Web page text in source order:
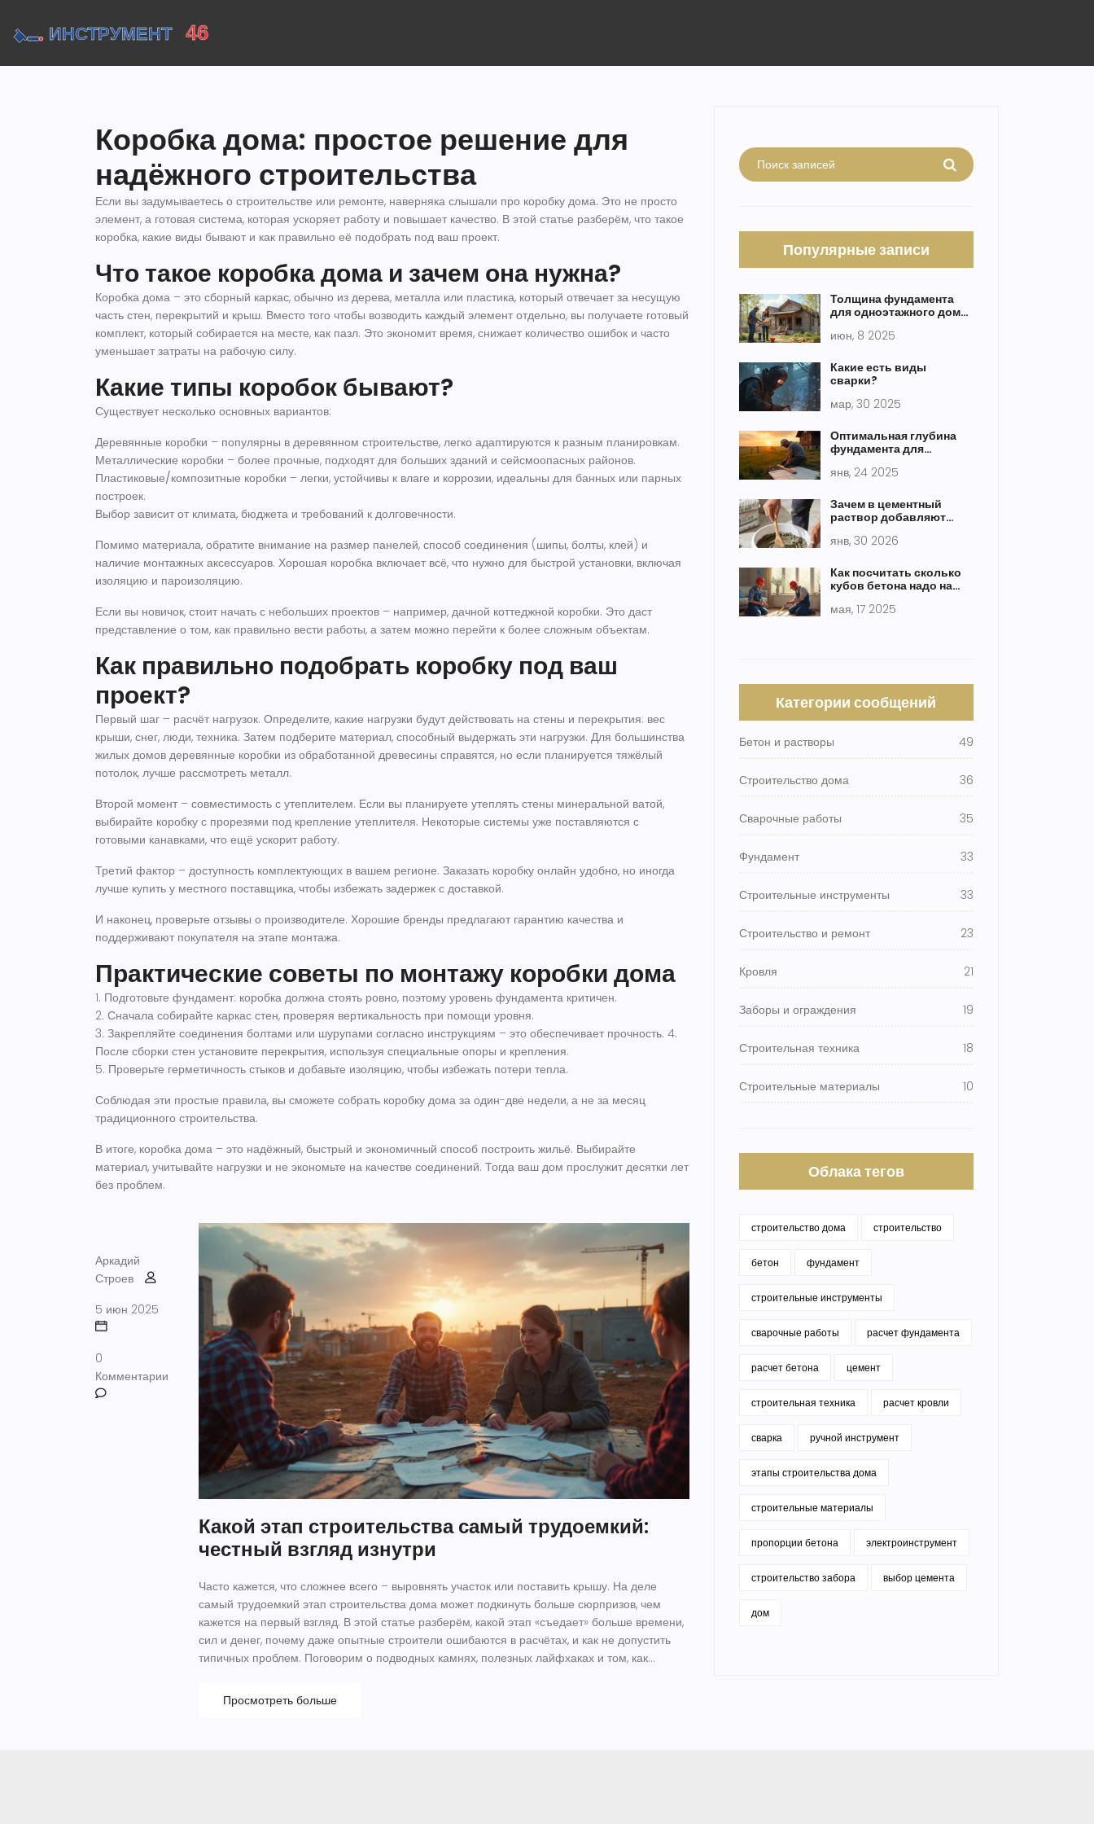
Коробка дома: простое решение для
надёжного строительства
Если вы задумываетесь о строительстве или ремонте, наверняка слышали про коробку дома. Это не просто
элемент, а готовая система, которая ускоряет работу и повышает качество. В этой статье разберём, что такое
коробка, какие виды бывают и как правильно её подобрать под ваш проект.
Что такое коробка дома и зачем она нужна?
Коробка дома – это сборный каркас, обычно из дерева, металла или пластика, который отвечает за несущую
часть стен, перекрытий и крыш. Вместо того чтобы возводить каждый элемент отдельно, вы получаете готовый
комплект, который собирается на месте, как пазл. Это экономит время, снижает количество ошибок и часто
уменьшает затраты на рабочую силу.
Какие типы коробок бывают?
Существует несколько основных вариантов:
Деревянные коробки – популярны в деревянном строительстве, легко адаптируются к разным планировкам.
Металлические коробки – более прочные, подходят для больших зданий и сейсмоопасных районов.
Пластиковые/композитные коробки – легки, устойчивы к влаге и коррозии, идеальны для банных или парных
построек.
Выбор зависит от климата, бюджета и требований к долговечности.
Помимо материала, обратите внимание на размер панелей, способ соединения (шипы, болты, клей) и
наличие монтажных аксессуаров. Хорошая коробка включает всё, что нужно для быстрой установки, включая
изоляцию и пароизоляцию.
Если вы новичок, стоит начать с небольших проектов – например, дачной коттеджной коробки. Это даст
представление о том, как правильно вести работы, а затем можно перейти к более сложным объектам.
Как правильно подобрать коробку под ваш
проект?
Первый шаг – расчёт нагрузок. Определите, какие нагрузки будут действовать на стены и перекрытия: вес
крыши, снег, люди, техника. Затем подберите материал, способный выдержать эти нагрузки. Для большинства
жилых домов деревянные коробки из обработанной древесины справятся, но если планируется тяжёлый
потолок, лучше рассмотреть металл.
Второй момент – совместимость с утеплителем. Если вы планируете утеплять стены минеральной ватой,
выбирайте коробку с прорезями под крепление утеплителя. Некоторые системы уже поставляются с
готовыми канавками, что ещё ускорит работу.
Третий фактор – доступность комплектующих в вашем регионе. Заказать коробку онлайн удобно, но иногда
лучше купить у местного поставщика, чтобы избежать задержек с доставкой.
И наконец, проверьте отзывы о производителе. Хорошие бренды предлагают гарантию качества и
поддерживают покупателя на этапе монтажа.
Практические советы по монтажу коробки дома
1. Подготовьте фундамент: коробка должна стоять ровно, поэтому уровень фундамента критичен.
2. Сначала собирайте каркас стен, проверяя вертикальность при помощи уровня.
3. Закрепляйте соединения болтами или шурупами согласно инструкциям – это обеспечивает прочность. 4.
После сборки стен установите перекрытия, используя специальные опоры и крепления.
5. Проверьте герметичность стыков и добавьте изоляцию, чтобы избежать потери тепла.
Соблюдая эти простые правила, вы сможете собрать коробку дома за один-две недели, а не за месяц
традиционного строительства.
В итоге, коробка дома – это надёжный, быстрый и экономичный способ построить жильё. Выбирайте
материал, учитывайте нагрузки и не экономьте на качестве соединений. Тогда ваш дом прослужит десятки лет
без проблем.
Аркадий
Строев
5 июн 2025
0
Комментарии
Какой этап строительства самый трудоемкий:
честный взгляд изнутри
Часто кажется, что сложнее всего – выровнять участок или поставить крышу. На деле
самый трудоемкий этап строительства дома может подкинуть больше сюрпризов, чем
кажется на первый взгляд. В этой статье разберём, какой этап «съедает» больше времени,
сил и денег, почему даже опытные строители ошибаются в расчётах, и как не допустить
типичных проблем. Поговорим о подводных камнях, полезных лайфхаках и том, как
процессе.Просмотреть больше
Популярные записи
Толщина фундамента
для одноэтажного дома:
расчётах
июн, 8 2025
Какие есть виды
сварки?
мар, 30 2025
Оптимальная глубина
фундамента для
янв, 24 2025
Зачем в цементный
раствор добавляют
мифы
янв, 30 2026
Как посчитать сколько
кубов бетона надо на
формула и советы
мая, 17 2025
Категории сообщений
Бетон и растворы 49
Строительство дома 36
Сварочные работы 35
Фундамент 33
Строительные инструменты 33
Строительство и ремонт 23
Кровля 21
Заборы и ограждения 19
Строительная техника 18
Строительные материалы 10
Облака тегов
строительство дома строительство
бетон фундамент
строительные инструменты
сварочные работы расчет фундамента
расчет бетона цемент
строительная техника расчет кровли
сварка ручной инструмент
этапы строительства дома
строительные материалы
пропорции бетона электроинструмент
строительство забора выбор цемента
дом